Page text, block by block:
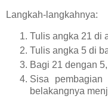
Langkah-langkahnya:
Tulis angka 21 di
Tulis angka 5 di
Bagi 21 dengan
Sisa
belakangnya